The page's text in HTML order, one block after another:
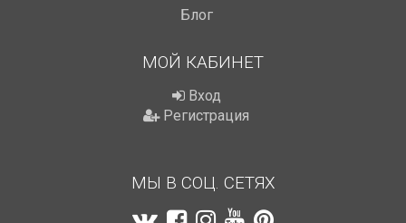
Блог
МОЙ КАБИНЕТ
Вход
Регистрация
МЫ В СОЦ. СЕТЯХ